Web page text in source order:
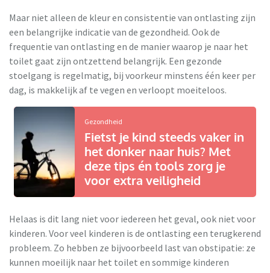
Maar niet alleen de kleur en consistentie van ontlasting zijn
een belangrijke indicatie van de gezondheid. Ook de
frequentie van ontlasting en de manier waarop je naar het
toilet gaat zijn ontzettend belangrijk. Een gezonde
stoelgang is regelmatig, bij voorkeur minstens één keer per
dag, is makkelijk af te vegen en verloopt moeiteloos.
Gezondheid
Fietst je kind steeds vaker in
het donker naar huis? Met
deze tips én tools zorg je
voor extra veiligheid
Helaas is dit lang niet voor iedereen het geval, ook niet voor
kinderen. Voor veel kinderen is de ontlasting een terugkerend
probleem. Zo hebben ze bijvoorbeeld last van obstipatie: ze
kunnen moeilijk naar het toilet en sommige kinderen